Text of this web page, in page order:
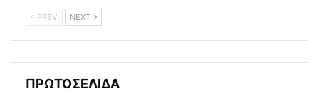
PREV NEXT
ΠΡΩΤΟΣΕΛΙΔΑ